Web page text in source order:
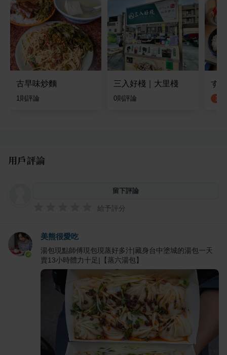
古早味炒麵
1則評論
三入好棧｜大里棧
0則評論
す
3.5
用戶評論
留下評論
給予評分
美熊很愛吃
湯包現點師傅現包現蒸好多汁|藏身台中塗城的湯包一天
賣13小時體力十足|【蒸六湯包】